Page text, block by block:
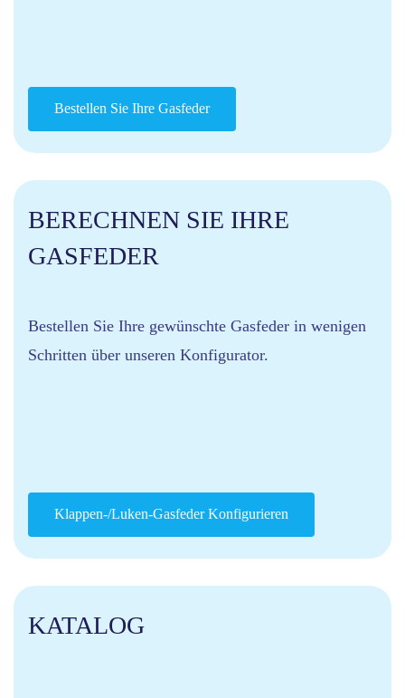
Bestellen Sie Ihre Gasfeder
BERECHNEN SIE IHRE
GASFEDER
Bestellen Sie Ihre gewünschte Gasfeder in wenigen
Schritten über unseren Konfigurator.
Klappen-/Luken-Gasfeder Konfigurieren
KATALOG